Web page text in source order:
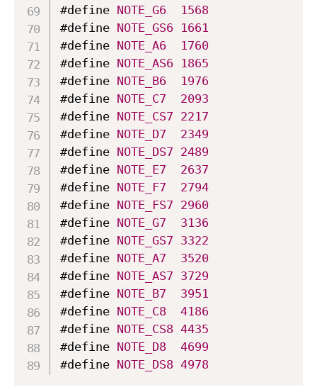
#define NOTE_G6
1568
#define NOTE_GS6
1661
#define NOTE_A6
1760
#define NOTE_AS6
1865
#define NOTE_B6
1976
#define NOTE_C7
2093
#define NOTE_CS7 2217
#define NOTE_D7
2349
#define NOTE_DS7 2489
#define NOTE_E7
2637
#define NOTE_F7
2794
#define NOTE_FS7 2960
#define NOTE_G7
3136
#define NOTE_GS7 3322
#define NOTE_A7
3520
#define NOTE_AS7 3729
#define NOTE_B7
3951
#define NOTE_C8
4186
#define NOTE_CS8 4435
#define NOTE_D8
4699
#define NOTE_DS8 4978